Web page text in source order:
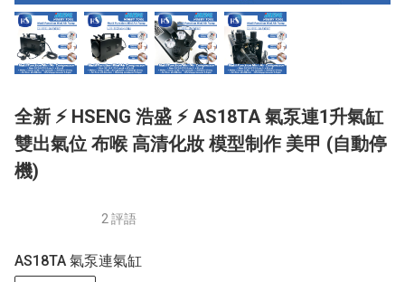
全新 ⚡ HSENG 浩盛 ⚡ AS18TA 氣泵連1升氣缸
雙出氣位 布喉 高清化妝 模型制作 美甲 (自動停
機)
2 評語
AS18TA 氣泵連氣缸